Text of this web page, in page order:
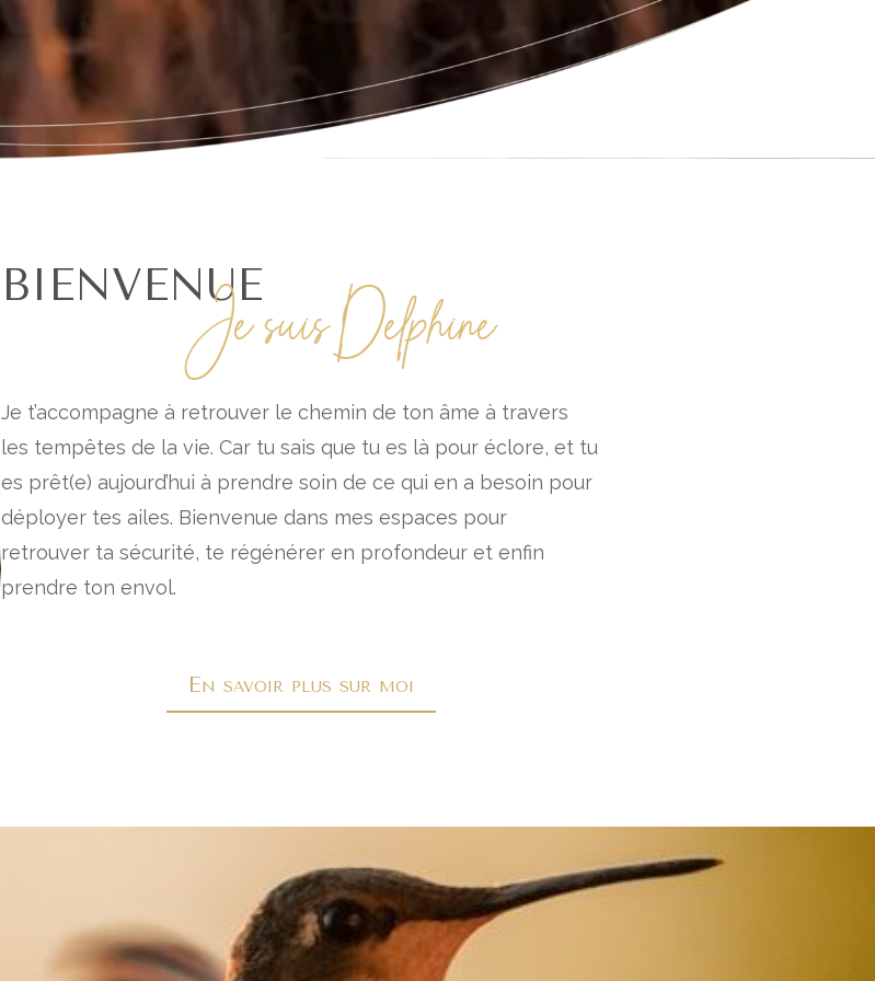
BIENVENUEJe suis Delphine
Je t’accompagne à retrouver le chemin de ton âme à travers
les tempêtes de la vie. Car tu sais que tu es là pour éclore, et tu
es prêt(e) aujourd’hui à prendre soin de ce qui en a besoin pour
déployer tes ailes. Bienvenue dans mes espaces pour
retrouver ta sécurité, te régénérer en profondeur et enfin
prendre ton envol.
En savoir plus sur moi